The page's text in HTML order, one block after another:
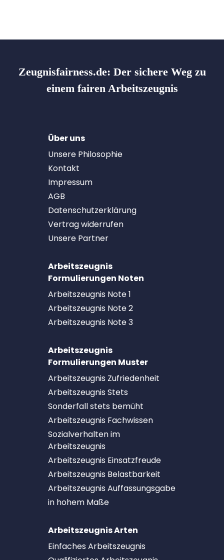
Zeugnisfairness.de: Der sichere Weg zu
einem fairen Arbeitszeugnis
Über uns
Unsere Philosophie
Kontakt
Impressum
AGB
Datenschutzerklärung
Vertrag widerrufen
Unsere Partner
Arbeitszeugnis
Formulierungen Noten
Arbeitszeugnis Note 1
Arbeitszeugnis Note 2
Arbeitszeugnis Note 3
Arbeitszeugnis
Formulierungen Muster
Arbeitszeugnis Zufriedenheit
Arbeitszeugnis Stets
Sonderfall stets bemüht
Arbeitszeugnis Fachwissen
Sozialverhalten im
Arbeitszeugnis
Arbeitszeugnis Einsatzfreude
Arbeitszeugnis Belastbarkeit
Arbeitszeugnis Auffassungsgabe
in hohem Maße
Arbeitszeugnis Arten
Einfaches Arbeitszeugnis